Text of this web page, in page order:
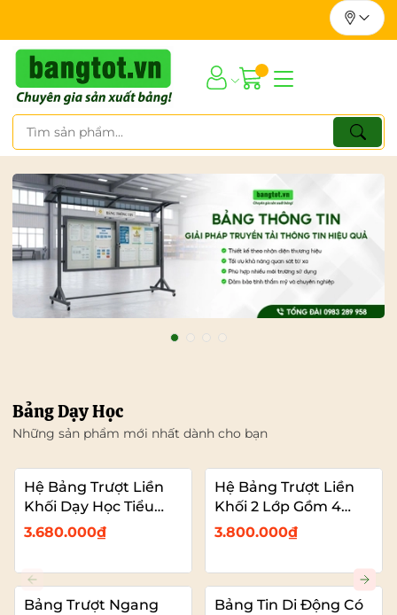
Bảng Dạy Học
Những sản phẩm mới nhất dành cho bạn
Hệ Bảng Trượt Liền
Khối Dạy Học Tiểu
Học – 2 Bảng Trượt
3.680.000₫
Hệ Bảng Trượt Liền
Khối 2 Lớp Gồm 4
Bảng Dạy Học (2
Bảng Trượt Kết Hợp
TIVI)
3.800.000₫
Bảng Trượt Ngang
Bảng Tin Di Động Có